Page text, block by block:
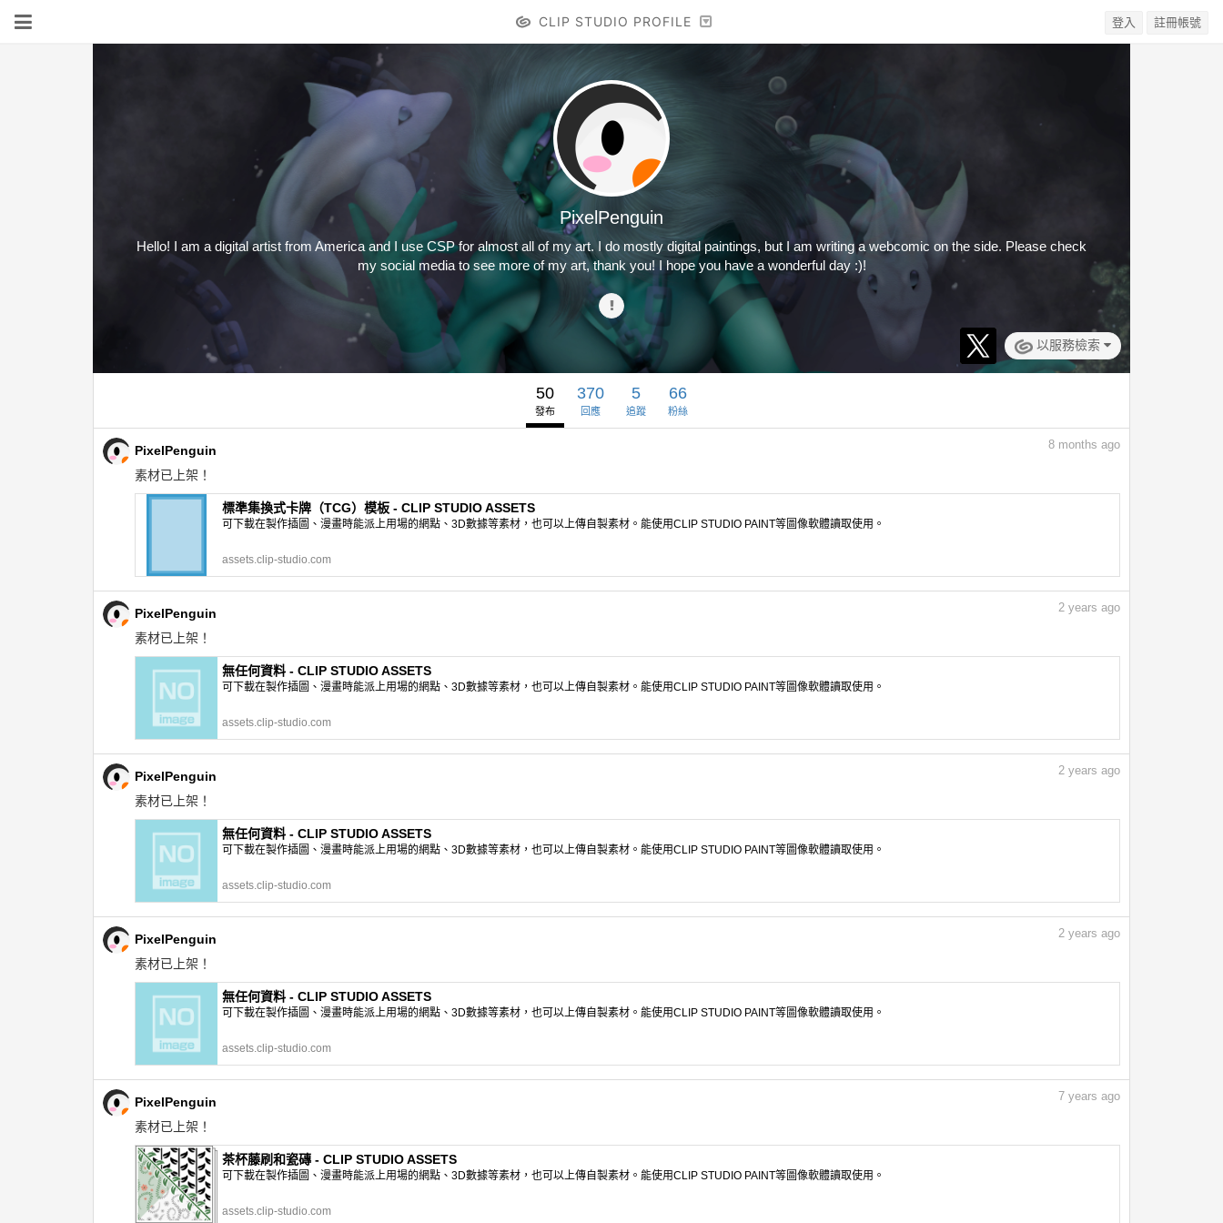
CLIP STUDIO PROFILE 登入 註冊帳號
PixelPenguin
Hello! I am a digital artist from America and I use CSP for almost all of my art. I do mostly digital paintings, but I am writing a webcomic on the side. Please check
my social media to see more of my art, thank you! I hope you have a wonderful day :)!
以服務檢索
50
發布
370
回應
5
追蹤
66
粉絲
PixelPenguin
素材已上架！
8 months ago
標準集換式卡牌（TCG）模板 - CLIP STUDIO ASSETS
可下載在製作插圖、漫畫時能派上用場的網點、3D數據等素材，也可以上傳自製素材。能使用CLIP STUDIO PAINT等圖像軟體讀取使用。
assets.clip-studio.com
PixelPenguin
素材已上架！
2 years ago
無任何資料 - CLIP STUDIO ASSETS
可下載在製作插圖、漫畫時能派上用場的網點、3D數據等素材，也可以上傳自製素材。能使用CLIP STUDIO PAINT等圖像軟體讀取使用。
assets.clip-studio.com
PixelPenguin
素材已上架！
2 years ago
無任何資料 - CLIP STUDIO ASSETS
可下載在製作插圖、漫畫時能派上用場的網點、3D數據等素材，也可以上傳自製素材。能使用CLIP STUDIO PAINT等圖像軟體讀取使用。
assets.clip-studio.com
PixelPenguin
素材已上架！
2 years ago
無任何資料 - CLIP STUDIO ASSETS
可下載在製作插圖、漫畫時能派上用場的網點、3D數據等素材，也可以上傳自製素材。能使用CLIP STUDIO PAINT等圖像軟體讀取使用。
assets.clip-studio.com
PixelPenguin
素材已上架！
7 years ago
茶杯藤刷和瓷磚 - CLIP STUDIO ASSETS
可下載在製作插圖、漫畫時能派上用場的網點、3D數據等素材，也可以上傳自製素材。能使用CLIP STUDIO PAINT等圖像軟體讀取使用。
assets.clip-studio.com